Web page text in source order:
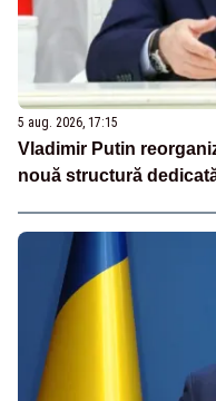
5 aug. 2026, 17:15
Vladimir Putin
nouă structură